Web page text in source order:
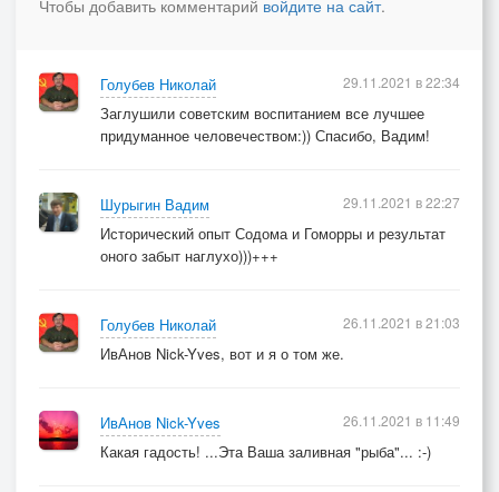
Как собачусь по утрам с благоверною,
Из кредитов пятый год не вылажу,
Взвыть охота на луну, прямо мочи нет,
Тут приятеля глаза стали строгие,
Словно с дочерью застал в виде голом:
- Ты совсем, видать, профан в сексологии,
С алкашами водку пить воскресеньями –
В ящик путь, а не самовыраженье…
Одноклеточной удел инфузории –
Чтобы добавить комментарий войдите на сайт.
Голубев Николай
Заглушили советским воспитанием все лучшее
придуманное человечеством:)) Спасибо, Вадим!
29.11.2021 в 22:34
Шурыгин Вадим
Исторический опыт Содома и Гоморры и результат
оного забыт наглухо)))+++
29.11.2021 в 22:27
Голубев Николай
ИвАнов Nick-Yves, вот и я о том же.
26.11.2021 в 21:03
ИвАнов Nick-Yves
Какая гадость! ...Эта Ваша заливная "рыба"... :-)
26.11.2021 в 11:49